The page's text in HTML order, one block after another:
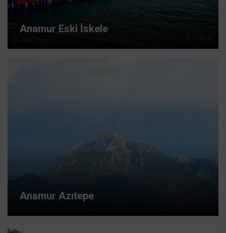
Anamur Eski İskele
Anamur Azıtepe